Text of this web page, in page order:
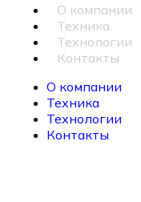
О компании
Техника
Технологии
Контакты
О компании
Техника
Технологии
Контакты